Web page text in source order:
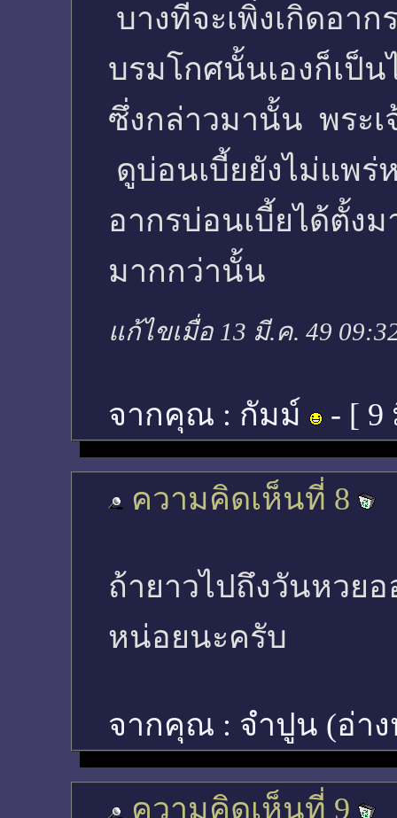
บางทีจะเพิ่งเกิดอา
บรมโกศนั้นเองก็เป็
ซึ่งกล่าวมานั้น พระเ
ดูบ่อนเบี้ยยังไม่แพร่
อากรบ่อนเบี้ยได้ตั้ง
มากกว่านั้น
แก้ไขเมื่อ 13 มี.ค. 49
จากคุณ : กัมม์ - [ 9
ความคิดเห็นที่ 8
ถ้ายาวไปถึงวันหวย
หน่อยนะครับ
จากคุณ : จำปูน (อ่า
ความคิดเห็นที่ 9